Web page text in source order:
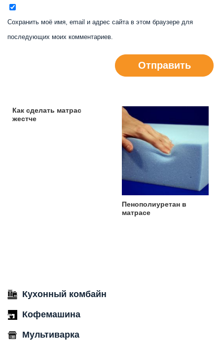
Сохранить моё имя, email и адрес сайта в этом браузере для
последующих моих комментариев.
Отправить
Как сделать матрас
жестче
Пенополиуретан в
матрасе
Кухонный комбайн
Кофемашина
Мультиварка